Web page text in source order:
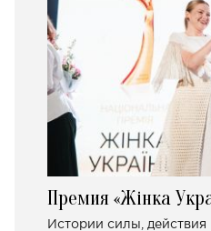
Премия «Жінка
Истории силы,